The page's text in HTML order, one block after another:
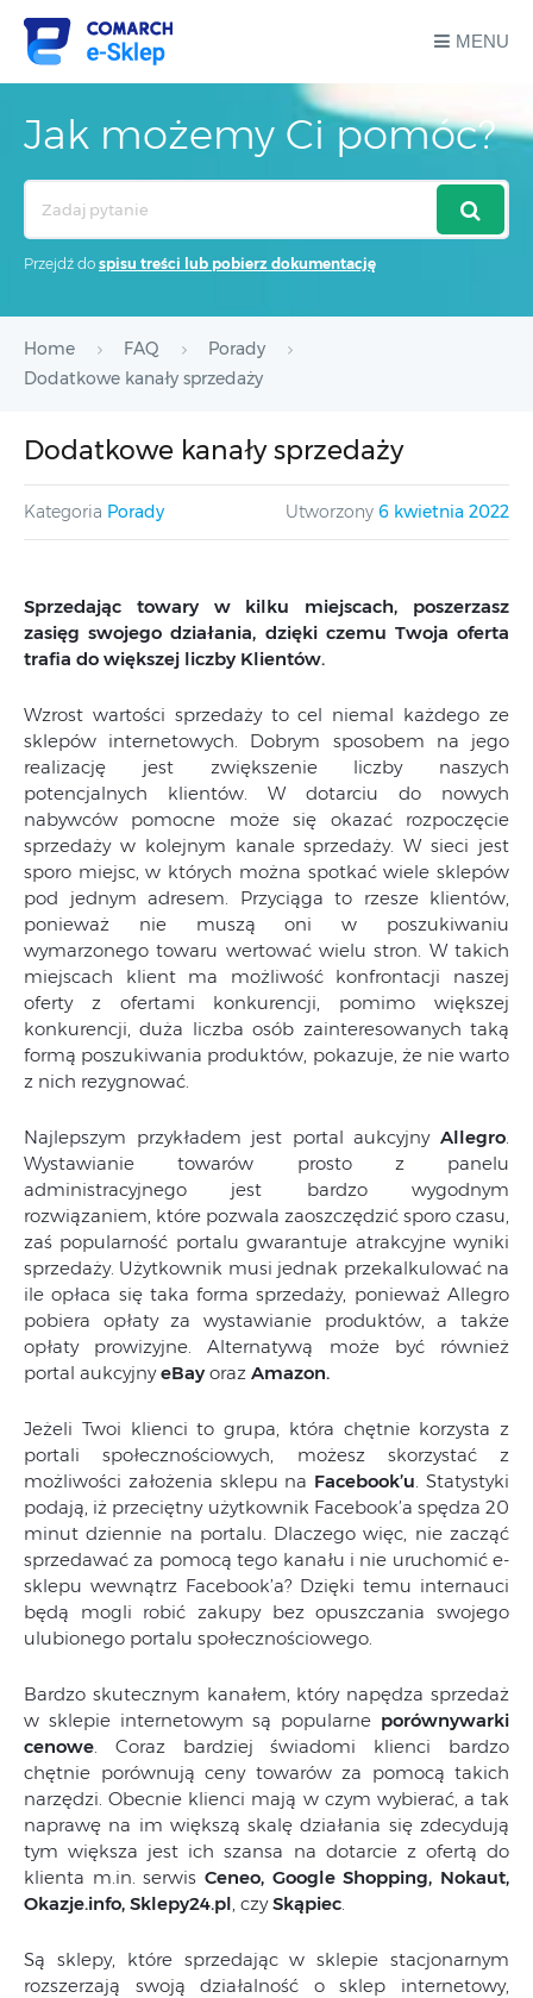
MENU
Jak możemy Ci pomóc?
Przejdź do spisu treści lub pobierz dokumentację
Home FAQ
Porady
Dodatkowe kanały sprzedaży
Dodatkowe kanały sprzedaży
Kategoria Porady Utworzony 6 kwietnia 2022
Sprzedając towary w kilku miejscach, poszerzasz
zasięg swojego działania, dzięki czemu Twoja oferta
trafia do większej liczby Klientów.
Wzrost wartości sprzedaży to cel niemal każdego ze
sklepów internetowych. Dobrym sposobem na jego
realizację jest zwiększenie liczby naszych
potencjalnych klientów. W dotarciu do nowych
nabywców pomocne może się okazać rozpoczęcie
sprzedaży w kolejnym kanale sprzedaży. W sieci jest
sporo miejsc, w których można spotkać wiele sklepów
pod jednym adresem. Przyciąga to rzesze klientów,
ponieważ nie muszą oni w poszukiwaniu
wymarzonego towaru wertować wielu stron. W takich
miejscach klient ma możliwość konfrontacji naszej
oferty z ofertami konkurencji, pomimo większej
konkurencji, duża liczba osób zainteresowanych taką
formą poszukiwania produktów, pokazuje, że nie warto
z nich rezygnować.
Najlepszym przykładem jest portal aukcyjny Allegro.
Wystawianie towarów prosto z panelu
administracyjnego jest bardzo wygodnym
rozwiązaniem, które pozwala zaoszczędzić sporo czasu,
zaś popularność portalu gwarantuje atrakcyjne wyniki
sprzedaży. Użytkownik musi jednak przekalkulować na
ile opłaca się taka forma sprzedaży, ponieważ Allegro
pobiera opłaty za wystawianie produktów, a także
opłaty prowizyjne. Alternatywą może być również
portal aukcyjnyeBay oraz Amazon.
Jeżeli Twoi klienci to grupa, która chętnie korzysta z
portali społecznościowych, możesz skorzystać z
możliwości założenia sklepu na Facebook’u. Statystyki
podają, iż przeciętny użytkownik Facebook’a spędza 20
minut dziennie na portalu. Dlaczego więc, nie zacząć
sprzedawać za pomocą tego kanału i nie uruchomić e-
sklepu wewnątrz Facebook’a? Dzięki temu internauci
będą mogli robić zakupy bez opuszczania swojego
ulubionego portalu społecznościowego.
Bardzo skutecznym kanałem, który napędza sprzedaż
w sklepie internetowym są popularne porównywarki
cenowe. Coraz bardziej świadomi klienci bardzo
chętnie porównują ceny towarów za pomocą takich
narzędzi. Obecnie klienci mają w czym wybierać, a tak
naprawę na im większą skalę działania się zdecydują
tym większa jest ich szansa na dotarcie z ofertą do
klienta m.in. serwis Ceneo, Google Shopping, Nokaut,
Okazje.info, Sklepy24.pl, czySkąpiec.
Są sklepy, które sprzedając w sklepie stacjonarnym
rozszerzają swoją działalność o sklep internetowy,